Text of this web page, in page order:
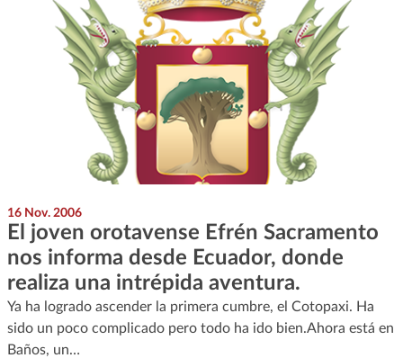
16 Nov. 2006
El joven orotavense Efrén Sacramento
nos informa desde Ecuador, donde
realiza una intrépida aventura.
Ya ha logrado ascender la primera cumbre, el Cotopaxi. Ha
sido un poco complicado pero todo ha ido bien.Ahora está en
Baños, un…